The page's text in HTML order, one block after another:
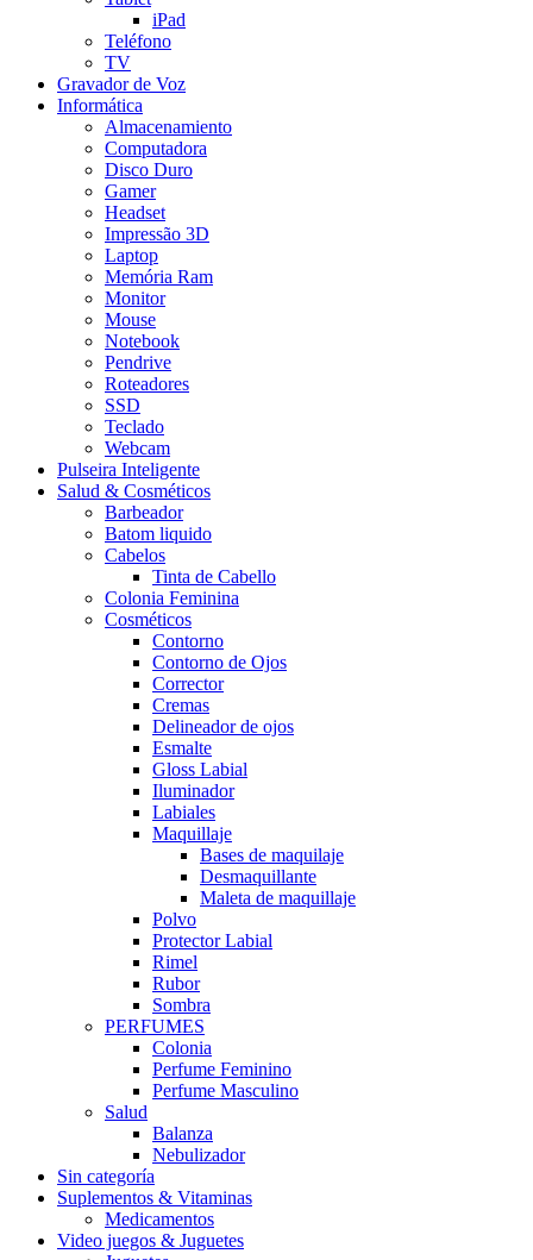
iPad
Teléfono
TV
Gravador de Voz
Informática
Almacenamiento
Computadora
Disco Duro
Gamer
Headset
Impressão 3D
Laptop
Memória Ram
Monitor
Mouse
Notebook
Pendrive
Roteadores
SSD
Teclado
Webcam
Pulseira Inteligente
Salud & Cosméticos
Barbeador
Batom liquido
Cabelos
Tinta de Cabello
Colonia Feminina
Cosméticos
Contorno
Contorno de Ojos
Corrector
Cremas
Delineador de ojos
Esmalte
Gloss Labial
Iluminador
Labiales
Maquillaje
Bases de maquilaje
Desmaquillante
Maleta de maquillaje
Polvo
Protector Labial
Rimel
Rubor
Sombra
PERFUMES
Colonia
Perfume Feminino
Perfume Masculino
Salud
Balanza
Nebulizador
Sin categoría
Suplementos & Vitaminas
Medicamentos
Video juegos & Juguetes